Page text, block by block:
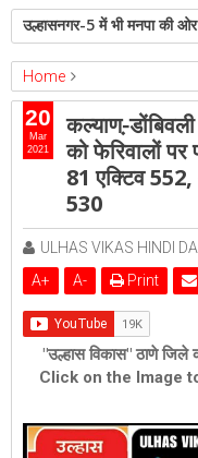
उल्हासनगर-5 में भी मनपा की ओर
Home
ambernath
Featured
कल्याण-़डोंबिवली में 591 नए
उल्हासनगर में नए मरीज 81
कल्याण-़
को फेरिवालों
81 एक्टिव
530
ULHAS VIKAS HINDI
A+ A- Print
"उल्हास विकास" ठाणे जिले
Click on the Image
20
Mar
2021